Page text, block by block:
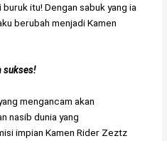
itu! Dengan sabuk yang ia
berubah menjadi Kamen
sukses!
mengancam akan
nasib dunia yang
impian Kamen Rider Zeztz